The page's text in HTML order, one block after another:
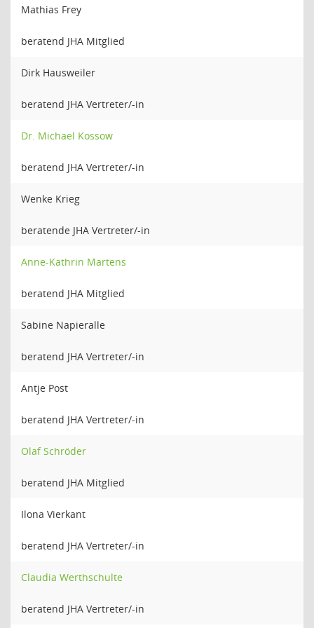
Mathias Frey
beratend JHA Mitglied
Dirk Hausweiler
beratend JHA Vertreter/-in
Dr. Michael Kossow
beratend JHA Vertreter/-in
Wenke Krieg
beratende JHA Vertreter/-in
Anne-Kathrin Martens
beratend JHA Mitglied
Sabine Napieralle
beratend JHA Vertreter/-in
Antje Post
beratend JHA Vertreter/-in
Olaf Schröder
beratend JHA Mitglied
Ilona Vierkant
beratend JHA Vertreter/-in
Claudia Werthschulte
beratend JHA Vertreter/-in